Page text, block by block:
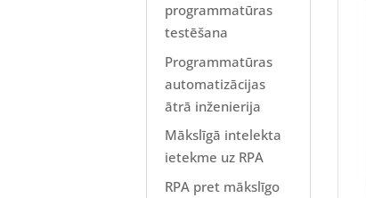
programmatūras
testēšana
Programmatūras
automatizācijas
ātrā inženierija
Mākslīgā intelekta
ietekme uz RPA
RPA pret mākslīgo